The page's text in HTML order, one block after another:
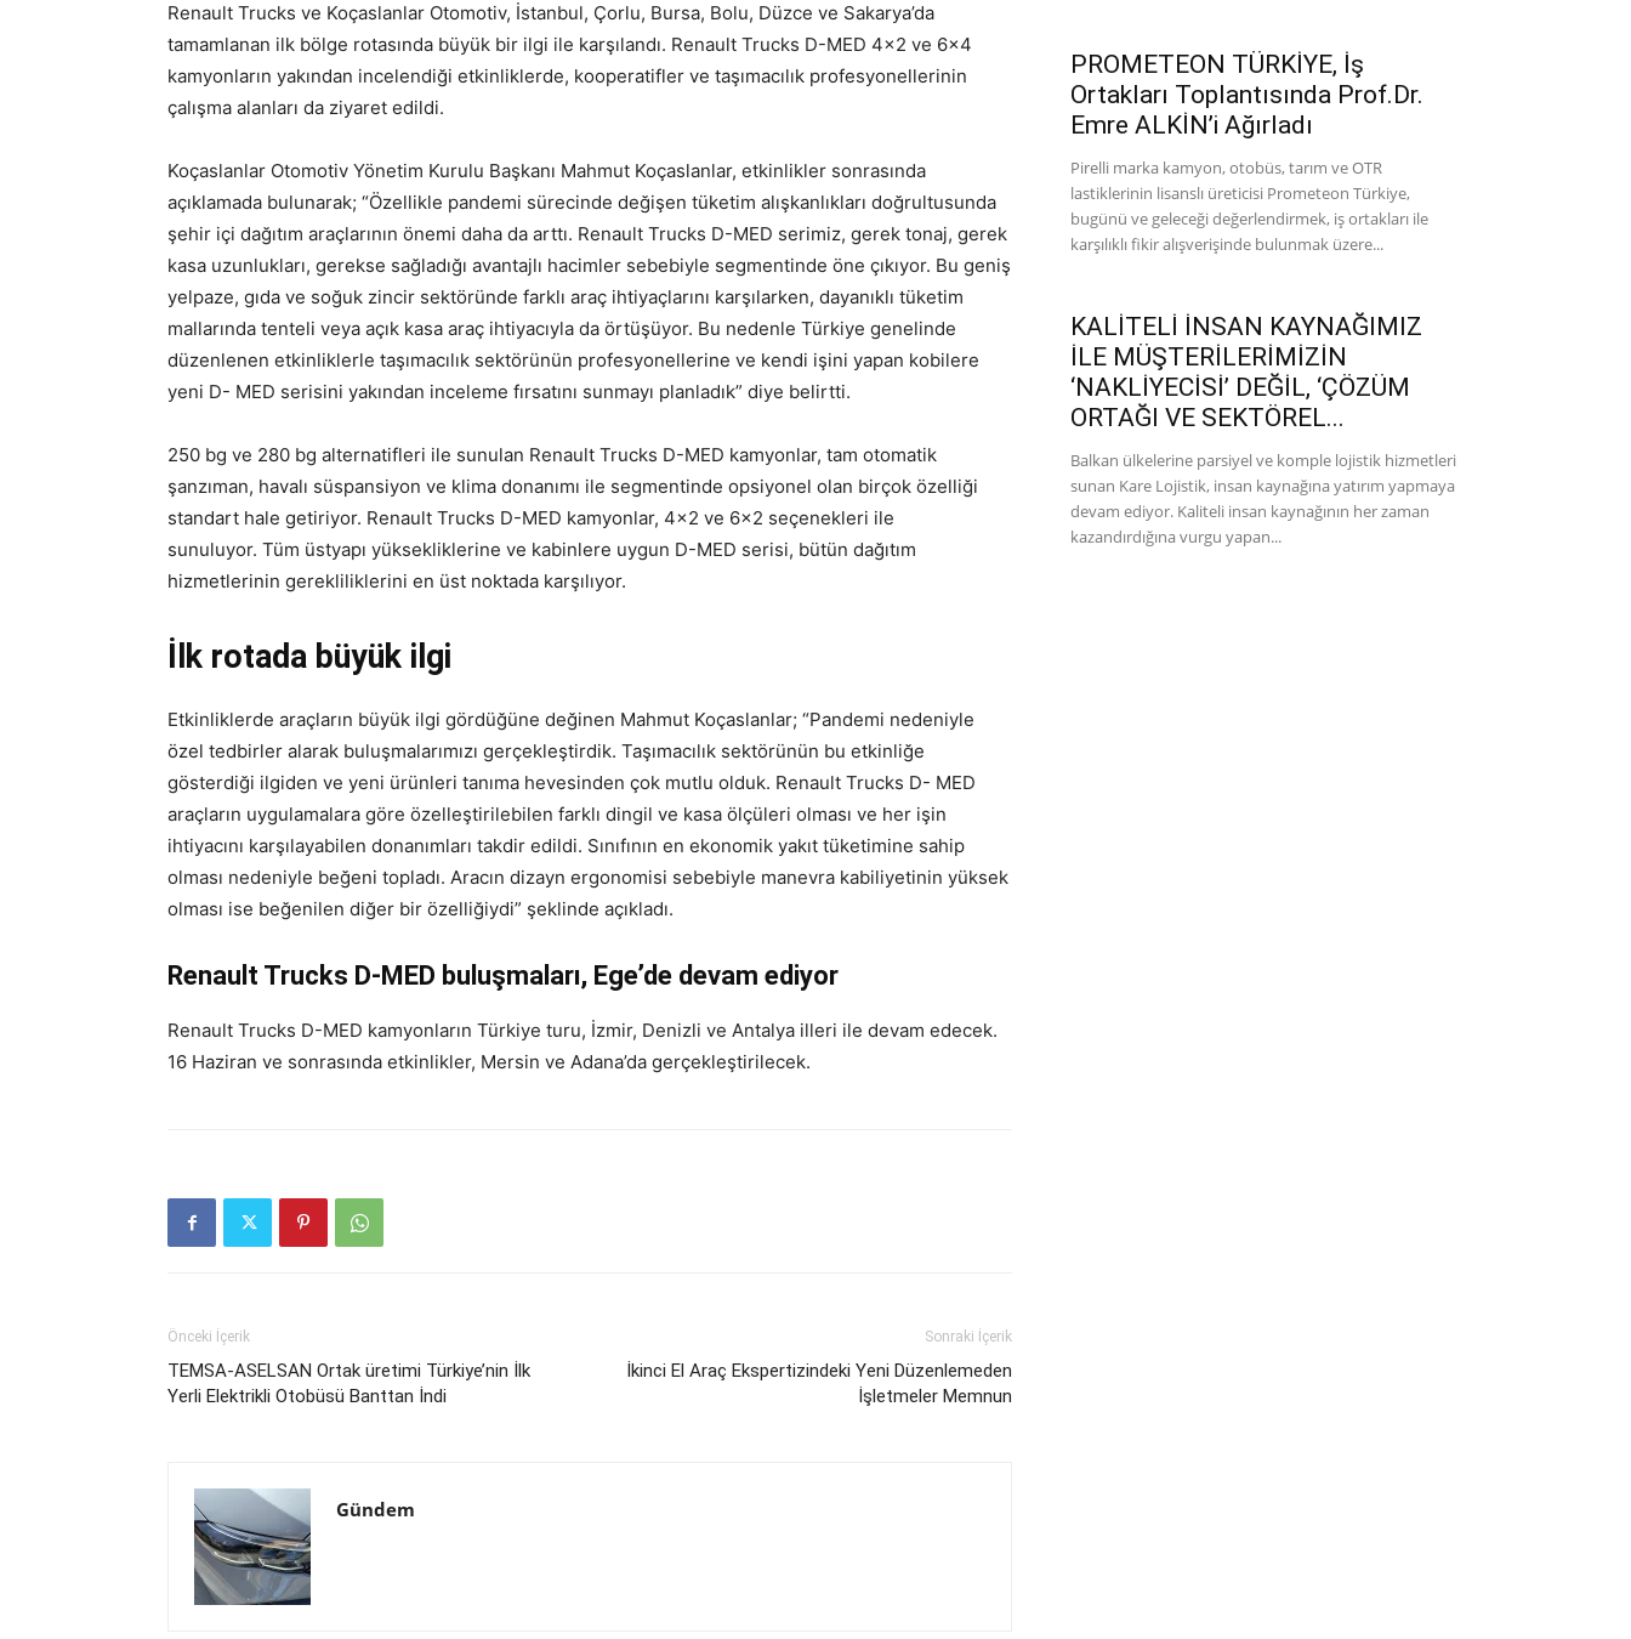
Renault Trucks ve Koçaslanlar Otomotiv, İstanbul, Çorlu, Bursa, Bolu, Düzce ve Sakarya’da
tamamlanan ilk bölge rotasında büyük bir ilgi ile karşılandı. Renault Trucks D-MED 4×2 ve 6×4
kamyonların yakından incelendiği etkinliklerde, kooperatifler ve taşımacılık profesyonellerinin
çalışma alanları da ziyaret edildi.
Koçaslanlar Otomotiv Yönetim Kurulu Başkanı Mahmut Koçaslanlar, etkinlikler sonrasında
açıklamada bulunarak; “Özellikle pandemi sürecinde değişen tüketim alışkanlıkları doğrultusunda
şehir içi dağıtım araçlarının önemi daha da arttı. Renault Trucks D-MED serimiz, gerek tonaj, gerek
kasa uzunlukları, gerekse sağladığı avantajlı hacimler sebebiyle segmentinde öne çıkıyor. Bu geniş
yelpaze, gıda ve soğuk zincir sektöründe farklı araç ihtiyaçlarını karşılarken, dayanıklı tüketim
mallarında tenteli veya açık kasa araç ihtiyacıyla da örtüşüyor. Bu nedenle Türkiye genelinde
düzenlenen etkinliklerle taşımacılık sektörünün profesyonellerine ve kendi işini yapan kobilere
yeni D- MED serisini yakından inceleme fırsatını sunmayı planladık” diye belirtti.
250 bg ve 280 bg alternatifleri ile sunulan Renault Trucks D-MED kamyonlar, tam otomatik
şanzıman, havalı süspansiyon ve klima donanımı ile segmentinde opsiyonel olan birçok özelliği
standart hale getiriyor. Renault Trucks D-MED kamyonlar, 4×2 ve 6×2 seçenekleri ile
sunuluyor. Tüm üstyapı yüksekliklerine ve kabinlere uygun D-MED serisi, bütün dağıtım
hizmetlerinin gerekliliklerini en üst noktada karşılıyor.
İlk rotada büyük ilgi
Etkinliklerde araçların büyük ilgi gördüğüne değinen Mahmut Koçaslanlar; “Pandemi nedeniyle
özel tedbirler alarak buluşmalarımızı gerçekleştirdik. Taşımacılık sektörünün bu etkinliğe
gösterdiği ilgiden ve yeni ürünleri tanıma hevesinden çok mutlu olduk. Renault Trucks D- MED
araçların uygulamalara göre özelleştirilebilen farklı dingil ve kasa ölçüleri olması ve her işin
ihtiyacını karşılayabilen donanımları takdir edildi. Sınıfının en ekonomik yakıt tüketimine sahip
olması nedeniyle beğeni topladı. Aracın dizayn ergonomisi sebebiyle manevra kabiliyetinin yüksek
olması ise beğenilen diğer bir özelliğiydi” şeklinde açıkladı.
Renault Trucks D-MED buluşmaları, Ege’de devam ediyor
Renault Trucks D-MED kamyonların Türkiye turu, İzmir, Denizli ve Antalya illeri ile devam edecek.
16 Haziran ve sonrasında etkinlikler, Mersin ve Adana’da gerçekleştirilecek.
Önceki İçerik
TEMSA-ASELSAN Ortak üretimi Türkiye’nin İlk
Yerli Elektrikli Otobüsü Banttan İndi
Sonraki İçerik
İkinci El Araç Ekspertizindeki Yeni Düzenlemeden
İşletmeler Memnun
Gündem
PROMETEON TÜRKİYE, İş
Ortakları Toplantısında Prof.Dr.
Emre ALKİN’i Ağırladı
Pirelli marka kamyon, otobüs, tarım ve OTR
lastiklerinin lisanslı üreticisi Prometeon Türkiye,
bugünü ve geleceği değerlendirmek, iş ortakları ile
karşılıklı fikir alışverişinde bulunmak üzere...
KALİTELİ İNSAN KAYNAĞIMIZ
İLE MÜŞTERİLERİMİZİN
‘NAKLİYECİSİ’ DEĞİL, ‘ÇÖZÜM
ORTAĞI VE SEKTÖREL...
Balkan ülkelerine parsiyel ve komple lojistik hizmetleri
sunan Kare Lojistik, insan kaynağına yatırım yapmaya
devam ediyor. Kaliteli insan kaynağının her zaman
kazandırdığına vurgu yapan...